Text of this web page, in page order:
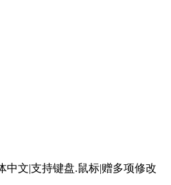
中文|支持键盘.鼠标|赠多项修改